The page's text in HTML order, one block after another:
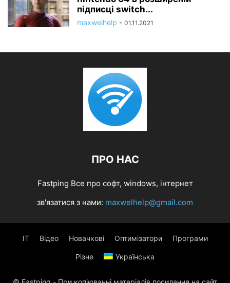
підписці switch...
maxwelhelp - 01.11.2021
ПРО НАС
Fastping Все про софт, windows, інтернет
зв'язатися з нами: maxwelhelp@gmail.com
IT Відео Новачкові Оптимізатори Програми
Різне Українська